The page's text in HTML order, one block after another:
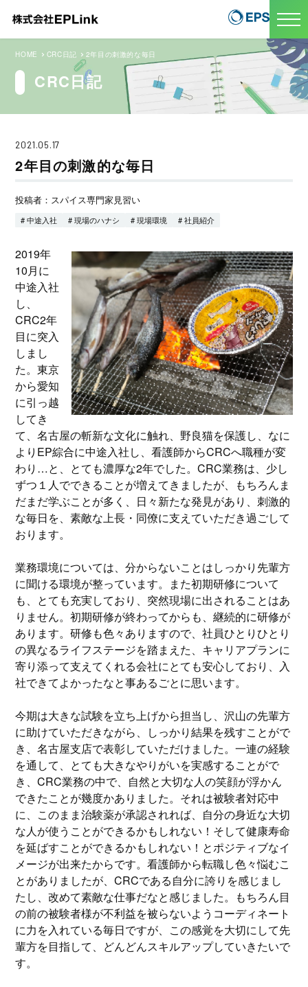
HOME CRC日記 2年目の刺激的な毎日
CRC日記
2021.05.17
2年目の刺激的な毎日
投稿者：スパイス専門家見習い
# 中途入社 # 現場のハナシ # 現場環境 # 社員紹介
2019年
10月に
中途入社
し、
CRC2年
目に突入
しまし
た。東京
から愛知
に引っ越
してき
て、名古屋の斬新な文化に触れ、野良猫を保護し、なに
よりEP綜合に中途入社し、看護師からCRCへ職種が変
わり…と、とても濃厚な2年でした。CRC業務は、少し
ずつ１人でできることが増えてきましたが、もちろんま
だまだ学ぶことが多く、日々新たな発見があり、刺激的
な毎日を、素敵な上長・同僚に支えていただき過ごして
おります。
業務環境については、分からないことはしっかり先輩方
に聞ける環境が整っています。また初期研修について
も、とても充実しており、突然現場に出されることはあ
りません。初期研修が終わってからも、継続的に研修が
あります。研修も色々ありますので、社員ひとりひとり
の異なるライフステージを踏まえた、キャリアプランに
寄り添って支えてくれる会社にとても安心しており、入
社できてよかったなと事あるごとに思います。
今期は大きな試験を立ち上げから担当し、沢山の先輩方
に助けていただきながら、しっかり結果を残すことがで
き、名古屋支店で表彰していただけました。一連の経験
を通して、とても大きなやりがいを実感することがで
き、CRC業務の中で、自然と大切な人の笑顔が浮かん
できたことが幾度かありました。それは被験者対応中
に、このまま治験薬が承認されれば、自分の身近な大切
な人が使うことができるかもしれない！そして健康寿命
を延ばすことができるかもしれない！とポジティブなイ
メージが出来たからです。看護師から転職し色々悩むこ
とがありましたが、CRCである自分に誇りを感じまし
たし、改めて素敵な仕事だなと感じました。もちろん目
の前の被験者様が不利益を被らないようコーディネート
に力を入れている毎日ですが、この感覚を大切にして先
輩方を目指して、どんどんスキルアップしていきたいで
す。